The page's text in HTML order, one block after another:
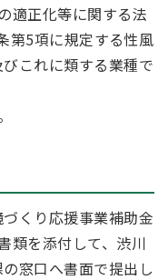
適正化等に関する法
第5項に規定する性風
これに類する業種で
くり応援事業補助金
類を添付して、渋川
窓口へ書面で提出し